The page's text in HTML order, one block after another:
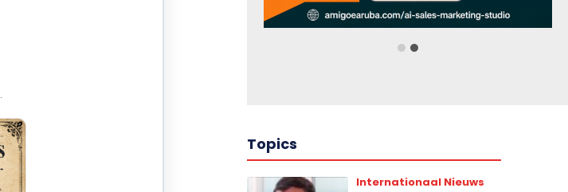
Topics
Internationaal Nieuws